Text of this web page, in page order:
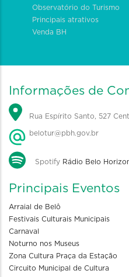
Observatório do Turismo
Principais atrativos
Venda BH
Informações de
Rua Espírito Santo, 527
belotur@pbh.gov.br
Spotify Rádio Belo
Principais Eventos
Arraial de Belô
Festivais Culturais Municipais
Carnaval
Noturno nos Museus
Zona Cultura Praça da Estação
Circuito Municipal de Cultura